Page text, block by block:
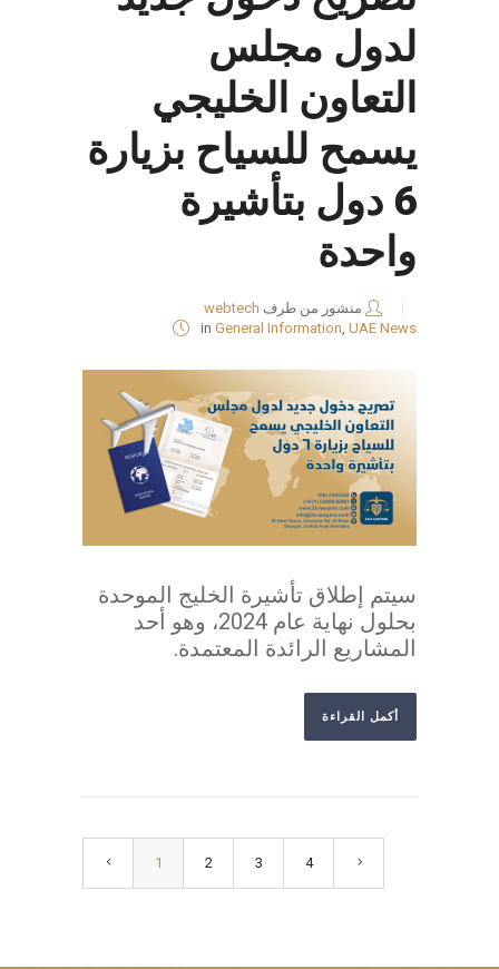
لدول مجلس
التعاون الخليجي
يسمح للسياح بزيارة
6 دول بتأشيرة
واحدة
منشور من طرف webtech
in General Information, UAE News
سيتم إطلاق تأشيرة الخليج الموحدة
بحلول نهاية عام 2024، وهو أحد
المشاريع الرائدة المعتمدة.
أكمل القراءة
1 2 3 4